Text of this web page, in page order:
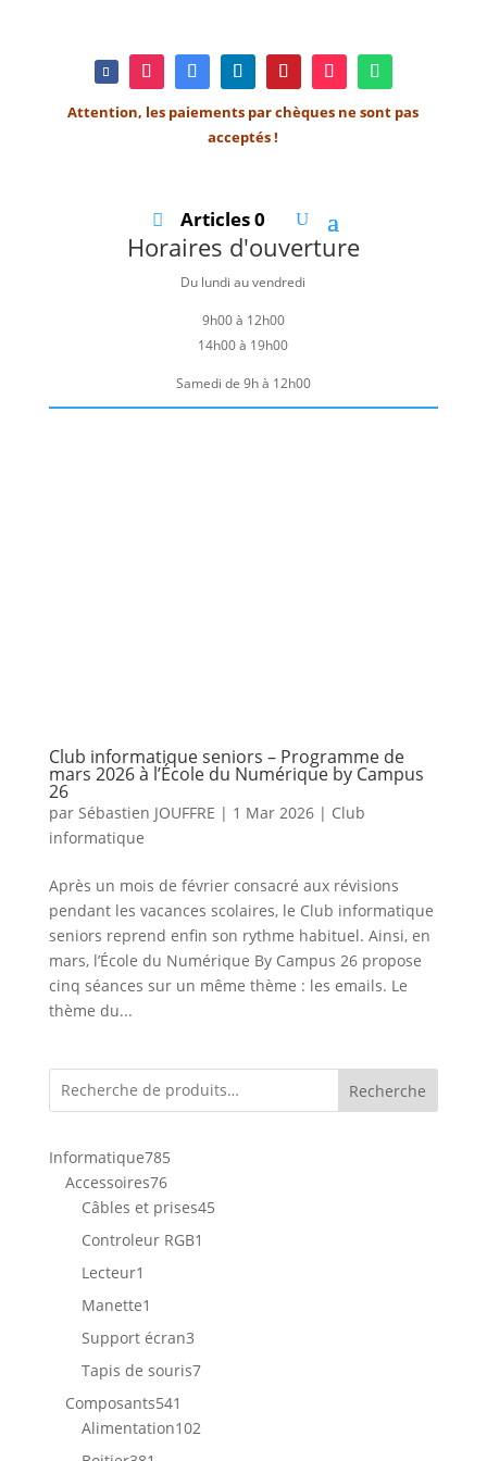
Attention, les paiements par chèques ne sont pas
acceptés !
Articles 0
Horaires d'ouverture
Du lundi au vendredi
9h00 à 12h00
14h00 à 19h00
Samedi de 9h à 12h00
Club informatique seniors – Programme de
mars 2026 à l’École du Numérique by Campus
26​​
par Sébastien JOUFFRE | 1 Mar 2026| Club
informatique
Après un mois de février consacré aux révisions
pendant les vacances scolaires, le Club informatique
seniors reprend enfin son rythme habituel. Ainsi, en
mars, l’École du Numérique By Campus 26 propose
cinq séances sur un même thème : les emails. Le
thème du...
Recherche
Informatique785785
Accessoires7676
produits
Câbles et prises4545
Controleur RGB1
Lecteur1
produit
Manette1
produit
Support écran33
produits
Tapis de souris77
Composants541
produits
Alimentation102102